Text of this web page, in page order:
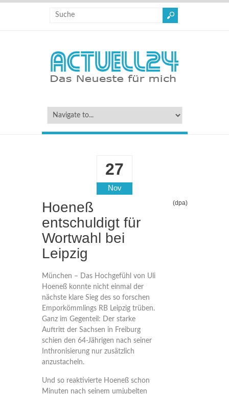
27
Nov
Hoeneß
entschuldigt für
Wortwahl bei
Leipzig
(dpa)
München – Das Hochgefühl von Uli
Hoeneß konnte nicht einmal der
nächste klare Sieg des so forschen
Emporkömmlings RB Leipzig trüben.
Ganz im Gegenteil: Der starke
Auftritt der Sachsen in Freiburg
schien den 64-Jährigen nach seiner
Inthronisierung nur zusätzlich
anzustacheln.
Und so reaktivierte Hoeneß schon
Minuten nach seinem umjubelten